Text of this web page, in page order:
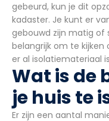
gebeurd, kun je dit
kadaster. Je kunt er
gebouwd zijn matig of
belangrijk om te kijken
er al isolatiemateriaal
Wat is de
je huis te
Er zijn een aantal